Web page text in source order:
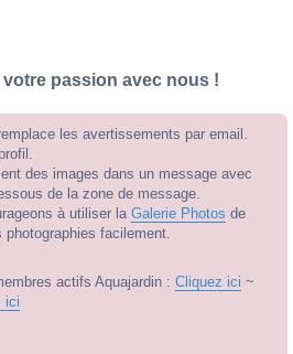
votre passion avec nous !
les avertissements par email.
des images dans un message avec
de la zone de message.
à utiliser la Galerie Photos de
facilement.
actifs Aquajardin : Cliquez ici ~
ici